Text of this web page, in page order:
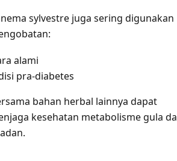
sylvestre juga sering digunakan
alami
pra-diabetes
bahan herbal lainnya dapat
kesehatan metabolisme gula